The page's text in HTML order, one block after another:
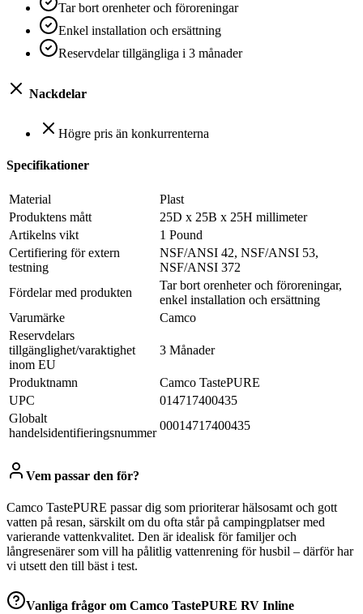
Tar bort orenheter och föroreningar
Enkel installation och ersättning
Reservdelar tillgängliga i 3 månader
Nackdelar
Högre pris än konkurrenterna
Specifikationer
Material
Plast
Produktens mått
25D x 25B x 25H millimeter
Artikelns vikt
1 Pound
Certifiering för extern
testning
NSF/ANSI 42, NSF/ANSI 53,
NSF/ANSI 372
Fördelar med produkten
Tar bort orenheter och föroreningar,
enkel installation och ersättning
Varumärke
Camco
Reservdelars
tillgänglighet/varaktighet
inom EU
3 Månader
Produktnamn
Camco TastePURE
UPC
014717400435
Globalt
handelsidentifieringsnummer
00014717400435
Vem passar den för?
Camco TastePURE passar dig som prioriterar hälsosamt och gott
vatten på resan, särskilt om du ofta står på campingplatser med
varierande vattenkvalitet. Den är idealisk för familjer och
långresenärer som vill ha pålitlig vattenrening för husbil – därför har
vi utsett den till bäst i test.
Vanliga frågor om Camco TastePURE RV Inline